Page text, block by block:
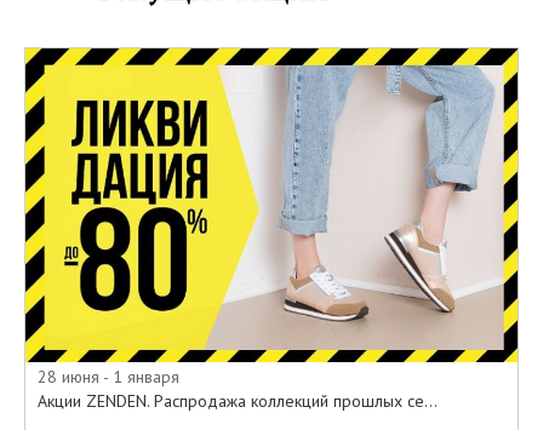
и Осень-Зима предоставляются
скидка до 80%.
В акции участвуют следующие
товары:
• Ботинки
• Ботильоны
• Туфли
• Сапоги
• Мокасины
• Балетки
• Кроссовки
• Кеды
• Босоножки
• Сланцы
• Сумки и рюкзаки
28 июня - 1 января
Акции ZENDEN. Распродажа коллекций прошлых се...